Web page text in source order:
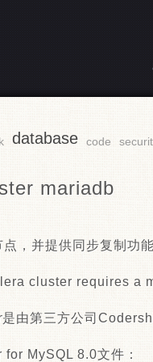
database code
mariadb
，并提供同步复制功
cluster requires a
是由第三方公司
MySQL 8.0文件：